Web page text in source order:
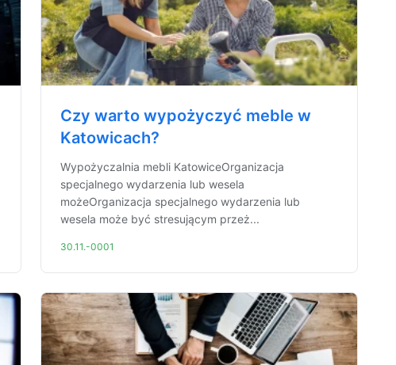
Czy warto wypożyczyć meble w
Katowicach?
Wypożyczalnia mebli KatowiceOrganizacja
specjalnego wydarzenia lub wesela
możeOrganizacja specjalnego wydarzenia lub
wesela może być stresującym przeż...
30.11.-0001